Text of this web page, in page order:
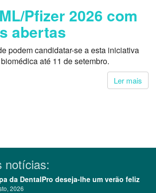
Pfizer 2026 com
abertas
podem candidatar-se a esta iniciativa
até 11 de setembro.
Ler mais
notícias:
da DentalPro deseja-lhe um verão feliz
2026